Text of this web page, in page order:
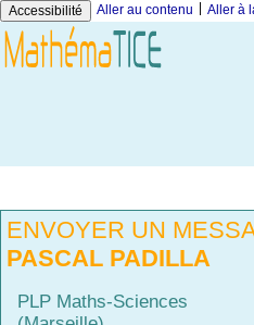
Accessibilité Aller au contenu Aller à
ENVOYER UN
PASCAL PADILLA
PLP Maths-Sciences